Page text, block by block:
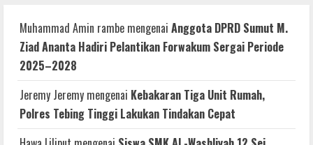
Muhammad Amin rambe mengenai Anggota DPRD Sumut M.
Ziad Ananta Hadiri Pelantikan Forwakum Sergai Periode
2025–2028
Jeremy Jeremy mengenai Kebakaran Tiga Unit Rumah,
Polres Tebing Tinggi Lakukan Tindakan Cepat